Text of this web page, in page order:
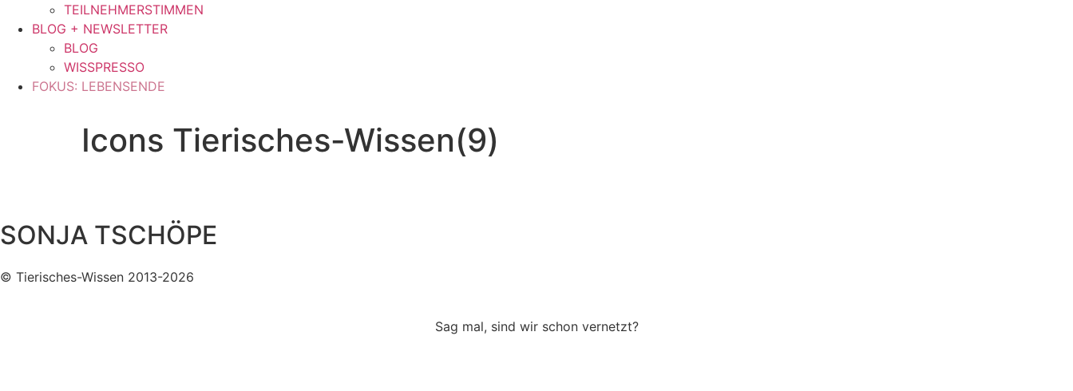
TEILNEHMERSTIMMEN
BLOG + NEWSLETTER
BLOG
WISSPRESSO
FOKUS: LEBENSENDE
Icons Tierisches-Wissen(9)
SONJA TSCHÖPE
© Tierisches-Wissen 2013-2026
Sag mal, sind wir schon vernetzt?